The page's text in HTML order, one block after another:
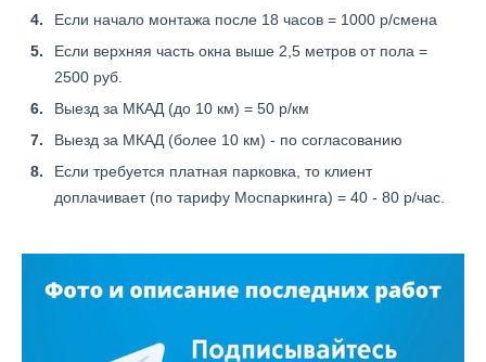
Если начало монтажа после 18 часов = 1000 р/смена
Если верхняя часть окна выше 2,5 метров от пола =
2500 руб.
Выезд за МКАД (до 10 км) = 50 р/км
Выезд за МКАД (более 10 км) - по согласованию
Если требуется платная парковка, то клиент
доплачивает (по тарифу Моспаркинга) = 40 - 80 р/час.